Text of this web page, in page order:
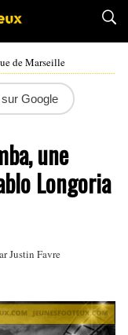
de Marseille
Google
une
Longoria
Justin Favre